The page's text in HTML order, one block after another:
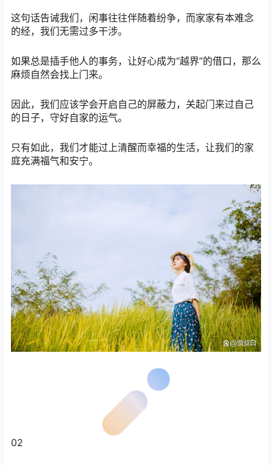
这句话告诫我们，闲事往往伴随着纷争，而家家有本难念
的经，我们无需过多干涉。
如果总是插手他人的事务，让好心成为“越界”的借口，那么
麻烦自然会找上门来。
因此，我们应该学会开启自己的屏蔽力，关起门来过自己
的日子，守好自家的运气。
只有如此，我们才能过上清醒而幸福的生活，让我们的家
庭充满福气和安宁。
02